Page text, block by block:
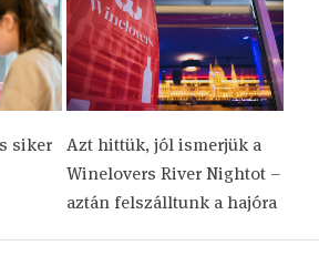
siker
Azt hittük, jól ismerjük a
Winelovers River Nightot –
aztán felszálltunk a hajóra